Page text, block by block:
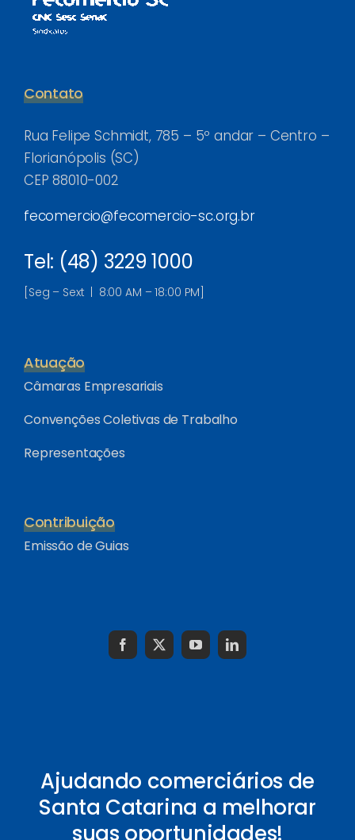
Contato
Rua Felipe Schmidt, 785 – 5º andar – Centro –
Florianópolis (SC)
CEP 88010-002
fecomercio@fecomercio-sc.org.br
Tel: (48) 3229 1000
[Seg – Sext | 8:00 AM – 18:00 PM]
Atuação
Câmaras Empresariais
Convenções Coletivas de Trabalho
Representações
Contribuição
Emissão de Guias
Ajudando comerciários de
Santa Catarina a melhorar
suas oportunidades!